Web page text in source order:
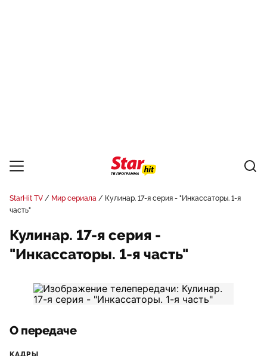
StarHit TV Мир сериала
Кулинар. 17-я серия - "Инкассаторы. 1-я
часть"
Кулинар. 17-я серия -
"Инкассаторы. 1-я часть"
О передаче
КАДРЫ